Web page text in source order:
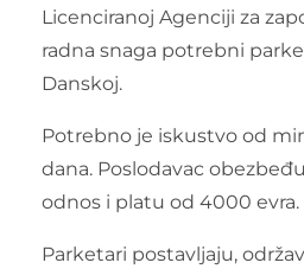
Licenciranoj Agenciji za
radna snaga potrebni
Danskoj.
Potrebno je iskustvo od
dana. Poslodavac
odnos i platu od 4000 evra.
Parketari postavljaju,